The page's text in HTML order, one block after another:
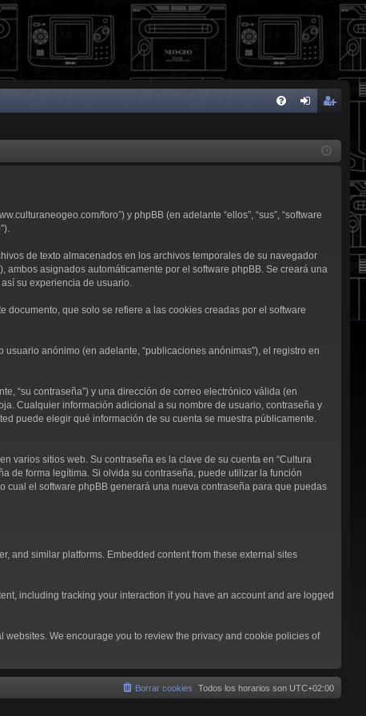
se
ist
foro”) y phpBB (en adelante “ellos”, “sus”, “software
de texto almacenados en los archivos temporales de su navegador
asignados automáticamente por el software phpBB. Se creará una
su experiencia de usuario.
documento, que solo se refiere a las cookies creadas por el software
anónimo (en adelante, “publicaciones anónimas”), el registro en
“su contraseña”) y una dirección de correo electrónico válida (en
Cualquier información adicional a su nombre de usuario, contraseña y
puede elegir qué información de su cuenta se muestra públicamente.
varios sitios web. Su contraseña es la clave de su cuenta en “Cultura
de forma legítima. Si olvida su contraseña, puede utilizar la función
cual el software phpBB generará una nueva contraseña para que puedas
and similar platforms. Embedded content from these external sites
including tracking your interaction if you have an account and are logged
We encourage you to review the privacy and cookie policies of
Todos los horarios son UTC+02:00
Borrar cookies